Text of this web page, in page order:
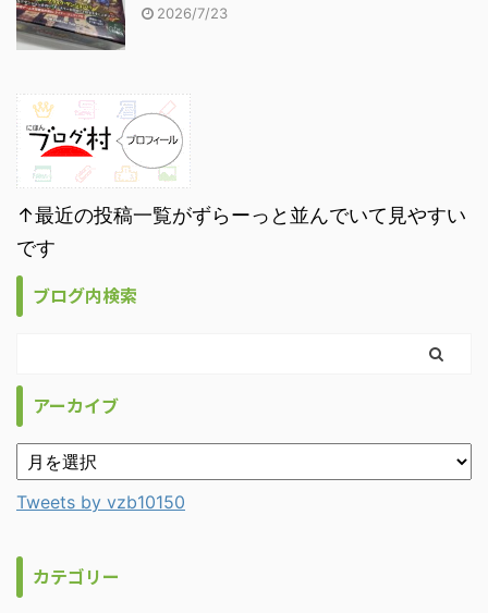
2026/7/23
↑最近の投稿一覧がずらーっと並んでいて見やすい
です
ブログ内検索
アーカイブ
Tweets by vzb10150
カテゴリー